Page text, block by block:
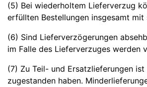
(5) Bei wiederholtem Lieferverzug
erfüllten Bestellungen insgesamt
(6) Sind Lieferverzögerungen
im Falle des Lieferverzuges werden
(7) Zu Teil- und Ersatzlieferungen
zugestanden haben.